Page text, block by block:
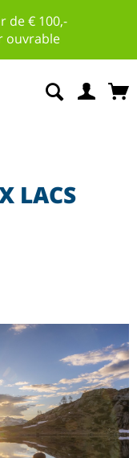
de € 100,-
ouvrable
LACS